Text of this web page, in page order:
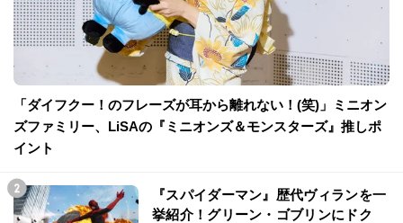
「ダイフクー！のフレーズが耳から離れない！(笑)」ミニオン
ズファミリー、LiSAの『ミニオンズ＆モンスターズ』推しポ
イント
『スパイダーマン』歴代ヴィランを一
挙紹介！グリーン・ゴブリンにドク